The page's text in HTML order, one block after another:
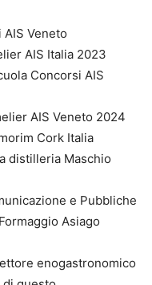
Veneto
AIS Italia 2023
Concorsi AIS
AIS Veneto 2024
Cork Italia
distilleria Maschio
e Pubbliche
Asiago
enogastronomico